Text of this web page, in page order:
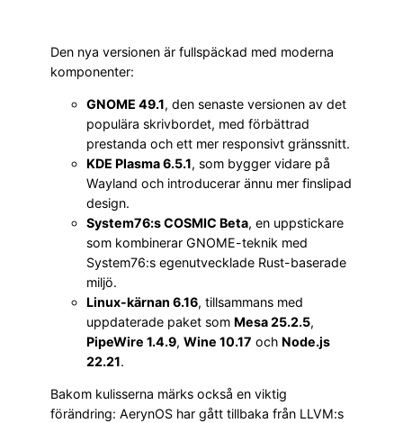
Den nya versionen är fullspäckad med moderna
komponenter:
GNOME 49.1, den senaste versionen av det
populära skrivbordet, med förbättrad
prestanda och ett mer responsivt gränssnitt.
KDE Plasma 6.5.1, som bygger vidare på
Wayland och introducerar ännu mer finslipad
design.
System76:s COSMIC Beta, en uppstickare
som kombinerar GNOME-teknik med
System76:s egenutvecklade Rust-baserade
miljö.
Linux-kärnan 6.16, tillsammans med
uppdaterade paket som Mesa 25.2.5,
PipeWire 1.4.9, Wine 10.17 och Node.js
22.21.
Bakom kulisserna märks också en viktig
förändring: AerynOS har gått tillbaka från LLVM:s